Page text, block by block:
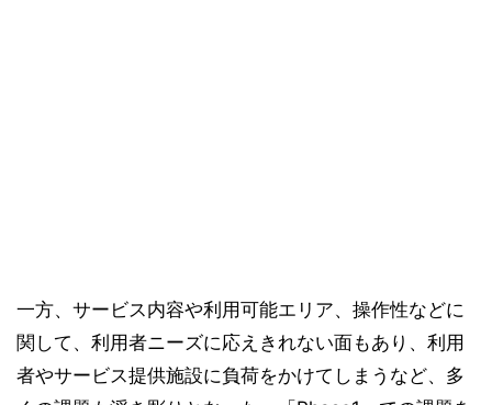
一方、サービス内容や利用可能エリア、操作性などに
関して、利用者ニーズに応えきれない面もあり、利用
者やサービス提供施設に負荷をかけてしまうなど、多